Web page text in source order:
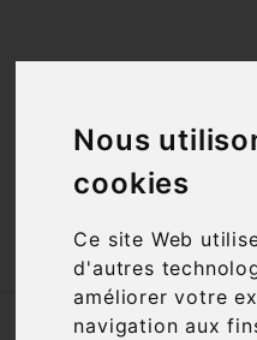
Nous
cookies
Ce site Web
d'autres
améliorer votre
navigation aux
Accueil Vins